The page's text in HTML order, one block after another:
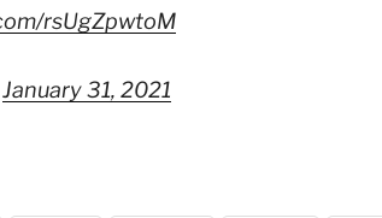
rsUgZpwtoM
January 31, 2021